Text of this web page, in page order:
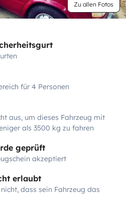
Zu allen Fotos
für 4 Personen
aus, um dieses Fahrzeug mit
als 3500 kg zu fahren
geprüft
akzeptiert
erlaubt
dass sein Fahrzeug das